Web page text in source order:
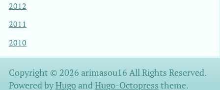
2012
2011
2010
Copyright © 2026 arimasou16 All Rights Reserved.
Powered byHugo andHugo-Octopress theme.